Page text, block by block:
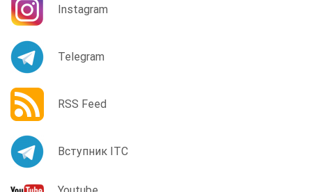
Instagram
Telegram
RSS Feed
Вступник ІТС